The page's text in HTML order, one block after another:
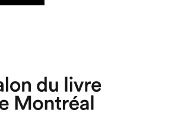
cherchez-vous?